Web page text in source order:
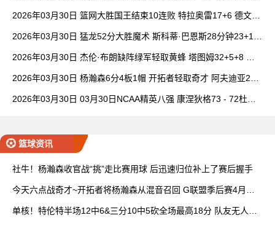
2026年03月30日 篮网大胜国王结束10连败 特拉奥雷17+6 德文·
2026年03月30日 猛龙52分大胜魔术 斯科蒂·巴恩斯28分钟23+15
2026年03月30日 杰伦·布朗缺阵绿军轻取黄蜂 塔图姆32+5+8 普
2026年03月30日 杨瀚森6分4板1帽 开拓者轻取奇才 阿夫迪亚20+
2026年03月30日 03月30日NCAA精英八强 康涅狄格73 - 72杜克
篮球资讯
社牛！杨瀚森收官战“挑”走比赛用球 后迅速归位补上了赛后握手
今天六点战奇才~开拓者将杨瀚森从混音召回 G联盟季后赛4月开
单核！特伦特半场12中6&三分10中5砍全场最高18分 队友无人上